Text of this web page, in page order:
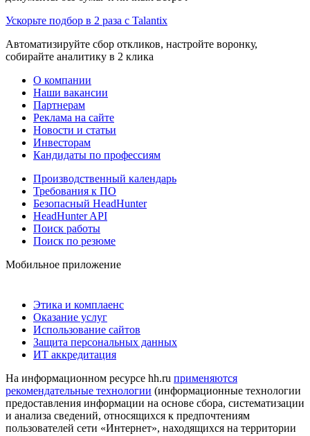
Ускорьте подбор в 2 раза с Talantix
Автоматизируйте сбор откликов, настройте воронку,
собирайте аналитику в 2 клика
О компании
Наши вакансии
Партнерам
Реклама на сайте
Новости и статьи
Инвесторам
Кандидаты по профессиям
Производственный календарь
Требования к ПО
Безопасный HeadHunter
HeadHunter API
Поиск работы
Поиск по резюме
Мобильное приложение
Этика и комплаенс
Оказание услуг
Использование сайтов
Защита персональных данных
ИТ аккредитация
На информационном ресурсе hh.ru применяются
рекомендательные технологии (информационные технологии
предоставления информации на основе сбора, систематизации
и анализа сведений, относящихся к предпочтениям
пользователей сети «Интернет», находящихся на территории